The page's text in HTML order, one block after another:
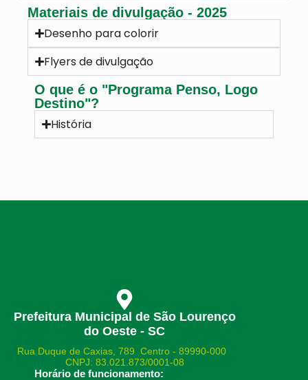
Materiais de divulgação - 2025
Desenho para colorir
Flyers de divulgação
O que é o "Programa Penso, Logo
Destino"?
História
Prefeitura Municipal de São Lourenço
do Oeste - SC
Rua Duque de Caxias, 789 Centro - 89990-000
CNPJ: 83.021.873/0001-08
Horário de funcionamento: